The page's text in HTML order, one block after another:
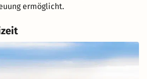
ermöglicht.